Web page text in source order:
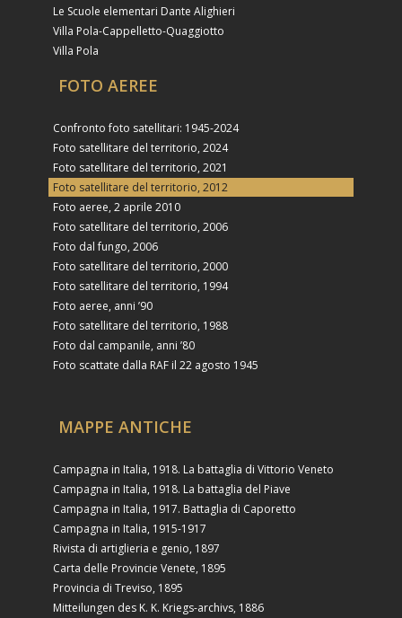
Le Scuole elementari Dante Alighieri
Villa Pola-Cappelletto-Quaggiotto
Villa Pola
FOTO AEREE
Confronto foto satellitari: 1945-2024
Foto satellitare del territorio, 2024
Foto satellitare del territorio, 2021
Foto satellitare del territorio, 2012
Foto aeree, 2 aprile 2010
Foto satellitare del territorio, 2006
Foto dal fungo, 2006
Foto satellitare del territorio, 2000
Foto satellitare del territorio, 1994
Foto aeree, anni ’90
Foto satellitare del territorio, 1988
Foto dal campanile, anni ’80
Foto scattate dalla RAF il 22 agosto 1945
MAPPE ANTICHE
Campagna in Italia, 1918. La battaglia di Vittorio Veneto
Campagna in Italia, 1918. La battaglia del Piave
Campagna in Italia, 1917. Battaglia di Caporetto
Campagna in Italia, 1915-1917
Rivista di artiglieria e genio, 1897
Carta delle Provincie Venete, 1895
Provincia di Treviso, 1895
Mitteilungen des K. K. Kriegs-archivs, 1886